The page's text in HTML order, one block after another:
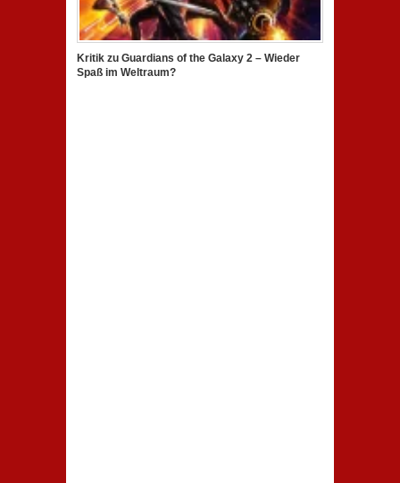
Kritik zu Guardians of the Galaxy 2 – Wieder
Spaß im Weltraum?